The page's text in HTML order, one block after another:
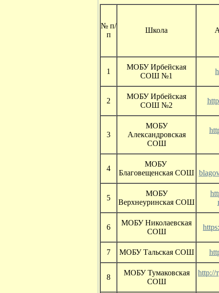
№ п/
п
Школа
1
МОБУ Ирбейская
СОШ №1
2
МОБУ Ирбейская
СОШ №2
3
МОБУ
Александровская
СОШ
4
МОБУ
Благовещенская СОШ
5
МОБУ
Верхнеуринская CОШ
6
МОБУ Николаевская
СОШ
7 МОБУ Тальская СОШ
8
МОБУ Тумаковская
СОШ
http://